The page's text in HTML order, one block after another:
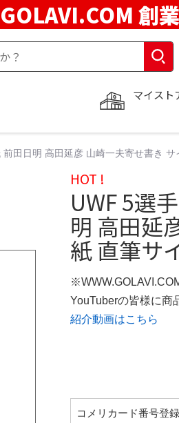
創
マイスト
田日明 高田延彦 山崎一夫寄せ書き サ
HOT !
UWF 5選
明 高田延
紙 直筆サ
YouTuberの皆様に商
紹介動画はこちら
コメリカード番号登